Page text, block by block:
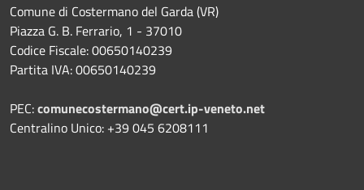
Comune di Costermano del Garda (VR)
Piazza G. B. Ferrario, 1 - 37010
Codice Fiscale: 00650140239
Partita IVA: 00650140239
PEC:comunecostermano@cert.ip-veneto.net
Centralino Unico: +39 045 6208111